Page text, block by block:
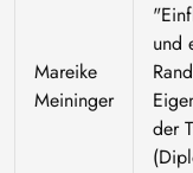
Mareike
Meininger
und
der